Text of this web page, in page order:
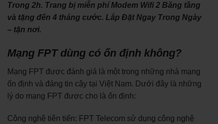
Trong 2h. Trang bị miễn phí Modem Wifi 2 Băng tầng
và tặng đến 4 tháng cước. Lắp Đặt Ngay Trong Ngày
– tận nơi.
Mạng FPT dùng có ổn định không?
Mạng FPT được đánh giá là một trong những nhà mạng
ổn định và đáng tin cậy tại Việt Nam. Dưới đây là những
lý do mạng FPT được cho là ổn định:
Công nghệ tiên tiến: FPT Telecom sử dụng công nghệ